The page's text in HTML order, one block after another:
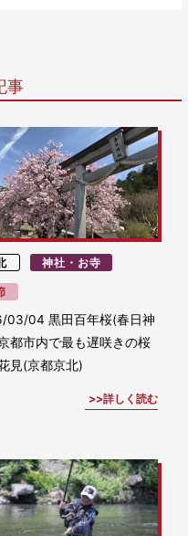
事
神社・お寺
03/04 黒田百年桜(春日神
都市内で最も遅咲きの桜
見(京都京北)
詳しく読む